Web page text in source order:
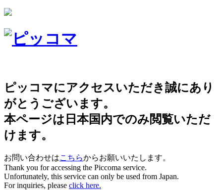
ピッコマにアクセスいただき誠にあり
がとうございます。
本ページは日本国内でのみ閲覧いただ
けます。
お問い合わせはこちらからお願いいたします。
Thank you for accessing the Piccoma service.
Unfortunately, this service can only be used from Japan.
For inquiries, please click here.